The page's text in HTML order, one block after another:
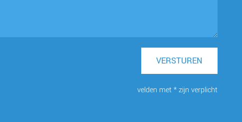
VERSTUREN
velden met * zijn verplicht